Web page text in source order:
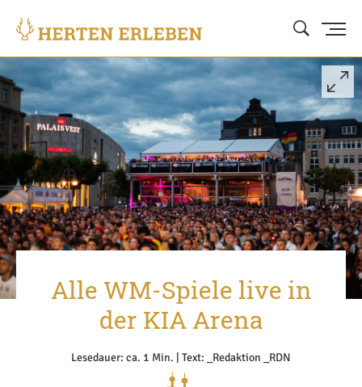
Alle WM-Spiele live in
der KIA Arena
Lesedauer: ca. 1 Min. | Text: _Redaktion _RDN